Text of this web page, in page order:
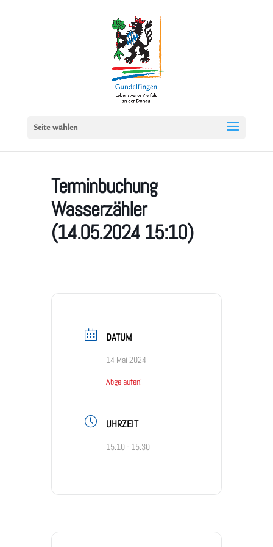
Seite wählen
Terminbuchung
Wasserzähler
(14.05.2024 15:10)
DATUM
14 Mai 2024
Abgelaufen!
UHRZEIT
15:10 - 15:30